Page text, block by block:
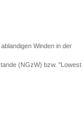
Winden in der
(NGzW) bzw. "Lowest